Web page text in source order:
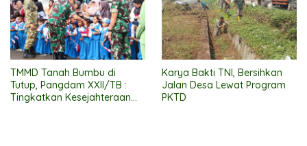
TMMD Tanah Bumbu di
Tutup, Pangdam XXII/TB :
Tingkatkan Kesejahteraan
Karya Bakti TNI, Bersihkan
Jalan Desa Lewat Program
PKTD